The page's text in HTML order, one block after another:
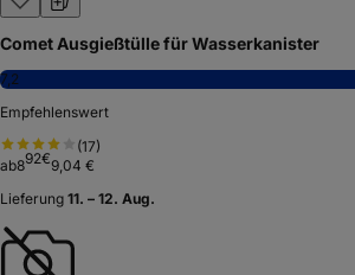
Comet Ausgießtülle für Wasserkanister
7,2
Empfehlenswert
(17)
ab892€9,04 €
Lieferung 11. – 12. Aug.